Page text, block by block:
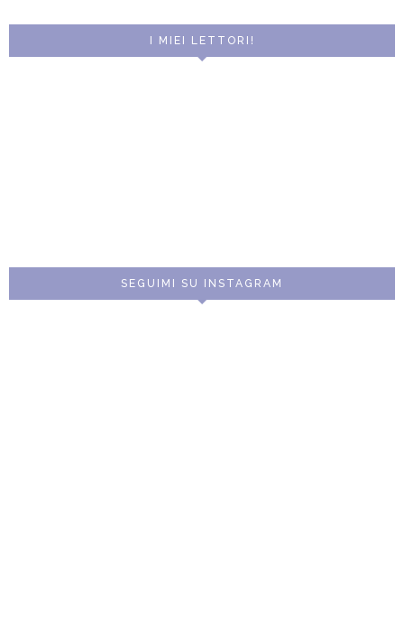
I MIEI LETTORI!
SEGUIMI SU INSTAGRAM